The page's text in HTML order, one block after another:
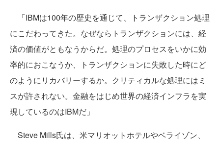
「IBMは100年の歴史を通じて、トランザクション処理
にこだわってきた。なぜならトランザクションには、経
済の価値がともなうからだ。処理のプロセスをいかに効
率的におこなうか、トランザクションに失敗した時にど
のようにリカバリーするか。クリティカルな処理にはミ
スが許されない。金融をはじめ世界の経済インフラを実
現しているのはIBMだ」
Steve Mills氏は、米マリオットホテルやベライゾン、